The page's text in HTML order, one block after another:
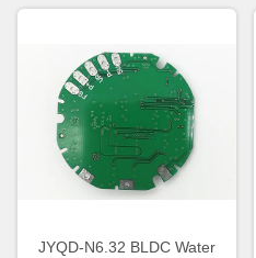
JYQD-N6.32 BLDC Water